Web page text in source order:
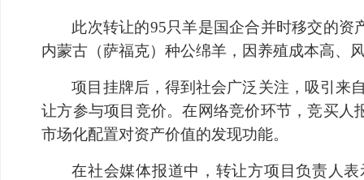
此次转让的95只羊是国企合并时移交的资
内蒙古（萨福克）种公绵羊，因养殖成本高、
项目挂牌后，得到社会广泛关注，吸引来
让方参与项目竞价。在网络竞价环节，竞买人
市场化配置对资产价值的发现功能。
在社会媒体报道中，转让方项目负责人